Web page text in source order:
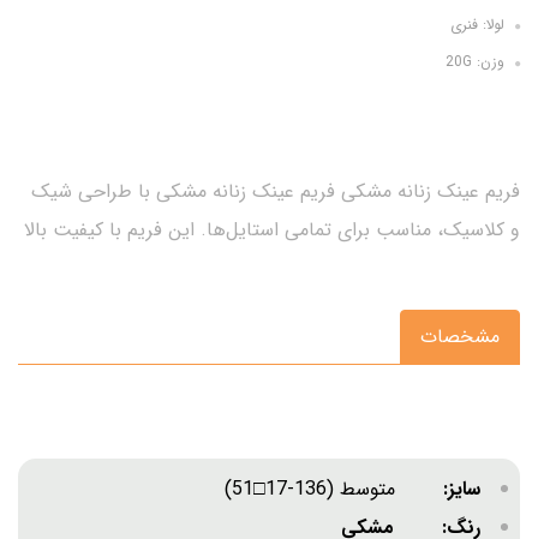
لولا: فنری
وزن: 20G
فریم عینک زنانه مشکی فریم عینک زنانه مشکی با طراحی شیک
و کلاسیک، مناسب برای تمامی استایل‌ها. این فریم با کیفیت بالا
مشخصات
سایز: متوسط (136-17□51)
رنگ: مشکی